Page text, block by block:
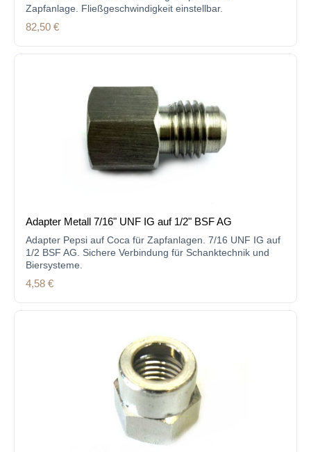
Zapfanlage. Fließgeschwindigkeit einstellbar.
Regulärer Preis:
82,50 €
Adapter Metall 7/16" UNF IG auf 1/2" BSF AG
Adapter Pepsi auf Coca für Zapfanlagen. 7/16 UNF IG auf
1/2 BSF AG. Sichere Verbindung für Schanktechnik und
Biersysteme.
Regulärer Preis:
4,58 €